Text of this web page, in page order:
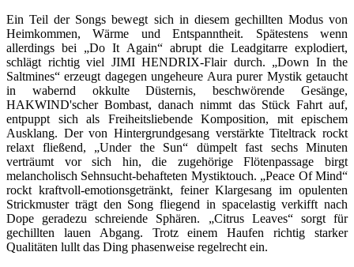
Ein Teil der Songs bewegt sich in diesem gechillten Modus von
Heimkommen, Wärme und Entspanntheit. Spätestens wenn
allerdings bei „Do It Again“ abrupt die Leadgitarre explodiert,
schlägt richtig viel JIMI HENDRIX-Flair durch. „Down In the
Saltmines“ erzeugt dagegen ungeheure Aura purer Mystik getaucht
in wabernd okkulte Düsternis, beschwörende Gesänge,
HAKWIND'scher Bombast, danach nimmt das Stück Fahrt auf,
entpuppt sich als Freiheitsliebende Komposition, mit epischem
Ausklang. Der von Hintergrundgesang verstärkte Titeltrack rockt
relaxt fließend, „Under the Sun“ dümpelt fast sechs Minuten
verträumt vor sich hin, die zugehörige Flötenpassage birgt
melancholisch Sehnsucht-behafteten Mystiktouch. „Peace Of Mind“
rockt kraftvoll-emotionsgetränkt, feiner Klargesang im opulenten
Strickmuster trägt den Song fliegend in spacelastig verkifft nach
Dope geradezu schreiende Sphären. „Citrus Leaves“ sorgt für
gechillten lauen Abgang. Trotz einem Haufen richtig starker
Qualitäten lullt das Ding phasenweise regelrecht ein.